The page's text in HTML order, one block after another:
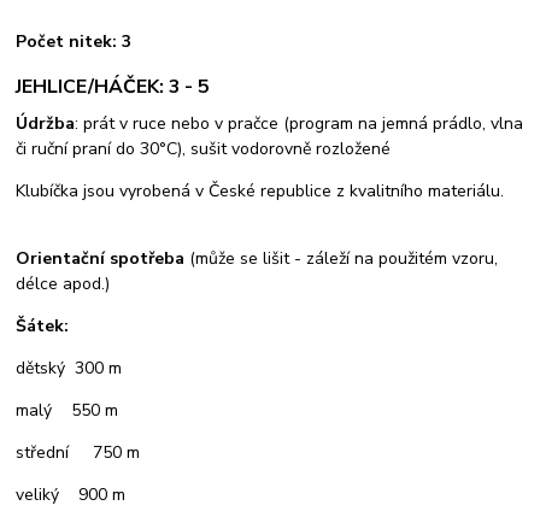
Počet nitek: 3
JEHLICE/HÁČEK: 3 - 5
Údržba: prát v ruce nebo v pračce (program na jemná prádlo, vlna
či ruční praní do 30°C), sušit vodorovně rozložené
Klubíčka jsou vyrobená v České republice z kvalitního materiálu.
Orientační spotřeba (může se lišit - záleží na použitém vzoru,
délce apod.)
Šátek:
dětský 300 m
malý 550 m
střední 750 m
veliký 900 m